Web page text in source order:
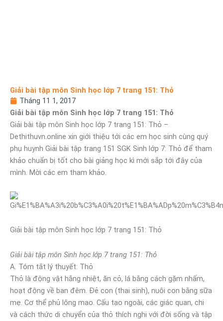
Giải bài tập môn Sinh học lớp 7 trang 151: Thỏ
Tháng 11 1, 2017
Giải bài tập môn Sinh học lớp 7 trang 151: Thỏ
Giải bài tập môn Sinh học lớp 7 trang 151: Thỏ –
Dethithuvn.online xin giới thiệu tới các em học sinh cùng quý
phụ huynh Giải bài tập trang 151 SGK Sinh lớp 7: Thỏ để tham
khảo chuẩn bị tốt cho bài giảng học kì mới sắp tới đây của
mình. Mời các em tham khảo.
Giải bài tập môn Sinh học lớp 7 trang 151: Thỏ
Giải bài tập môn Sinh học lớp 7 trang 151: Thỏ
A. Tóm tắt lý thuyết: Thỏ
Thỏ là động vật hằng nhiệt, ăn cỏ, lá bằng cách gặm nhấm,
hoạt động về ban đêm. Đẻ con (thai sinh), nuôi con bằng sữa
mẹ. Cơ thể phủ lông mao. Cấu tạo ngoài, các giác quan, chi
và cách thức di chuyển của thỏ thích nghi với đời sống và tập